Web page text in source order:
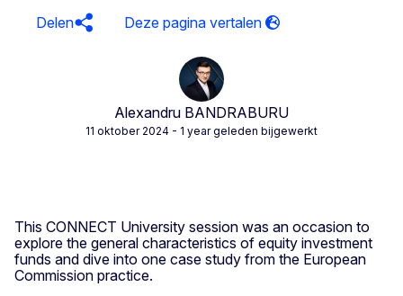
Delen
Alexandru BANDRABURU
11 oktober 2024- 1 year geleden bijgewerkt
This CONNECT University session was an occasion to
explore the general characteristics of equity investment
funds and dive into one case study from the European
Commission practice.